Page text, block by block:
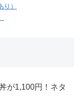
）
が1,100円！ネタ